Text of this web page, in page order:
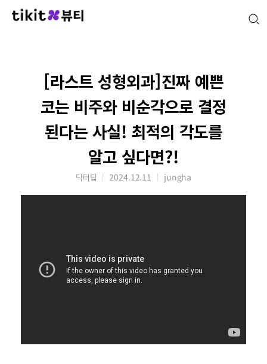
[라스트 성형외과]진짜 예쁜
코는 비주와 비순각으로 결정
된다는 사실! 최적의 각도를
알고 싶다면?!
닥터팁 2024.12.11 jungha